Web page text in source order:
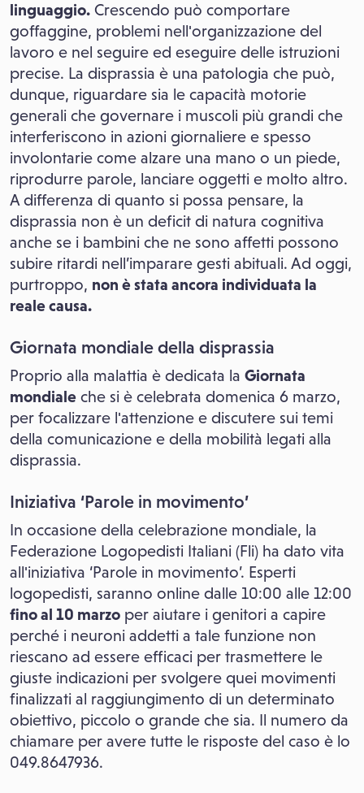
linguaggio. Crescendo può comportare
goffaggine, problemi nell'organizzazione del
lavoro e nel seguire ed eseguire delle istruzioni
precise. La disprassia è una patologia che può,
dunque, riguardare sia le capacità motorie
generali che governare i muscoli più grandi che
interferiscono in azioni giornaliere e spesso
involontarie come alzare una mano o un piede,
riprodurre parole, lanciare oggetti e molto altro.
A differenza di quanto si possa pensare, la
disprassia non è un deficit di natura cognitiva
anche se i bambini che ne sono affetti possono
subire ritardi nell’imparare gesti abituali. Ad oggi,
purtroppo, non è stata ancora individuata la
reale causa.
Giornata mondiale della disprassia
Proprio alla malattia è dedicata la Giornata
mondiale che si è celebrata domenica 6 marzo,
per focalizzare l'attenzione e discutere sui temi
della comunicazione e della mobilità legati alla
disprassia.
Iniziativa ‘Parole in movimento’
In occasione della celebrazione mondiale, la
Federazione Logopedisti Italiani (Fli) ha dato vita
all'iniziativa ‘Parole in movimento’. Esperti
logopedisti, saranno online dalle 10:00 alle 12:00
fino al 10 marzo per aiutare i genitori a capire
perché i neuroni addetti a tale funzione non
riescano ad essere efficaci per trasmettere le
giuste indicazioni per svolgere quei movimenti
finalizzati al raggiungimento di un determinato
obiettivo, piccolo o grande che sia. Il numero da
chiamare per avere tutte le risposte del caso è lo
049.8647936.